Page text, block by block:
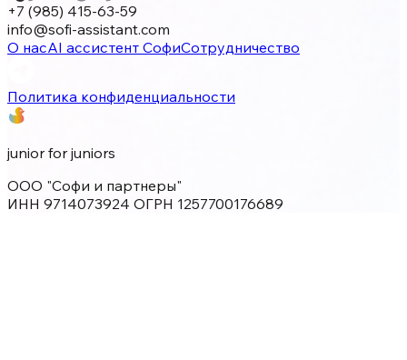
+7 (985) 415-63-59
info@sofi-assistant.com
О насAI ассистент СофиСотрудничество
Политика конфиденциальности
junior for juniors
ООО "Софи и партнеры"
ИНН 9714073924 ОГРН 1257700176689